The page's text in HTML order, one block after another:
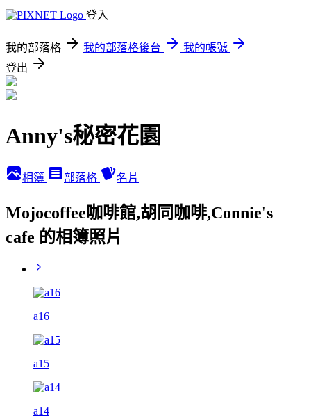
登入
我的部落格 我的部落格後台
我的帳號
登出
Anny's秘密花園
相簿 部落格 名片
Mojocoffee咖啡館,胡同咖啡,Connie's
cafe 的相簿照片
a16
a15
a14